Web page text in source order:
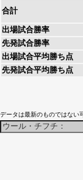
合計
出場試合勝率
先発試合勝率
出場試合平均勝ち点
先発試合平均勝ち点
データは最新のものではない